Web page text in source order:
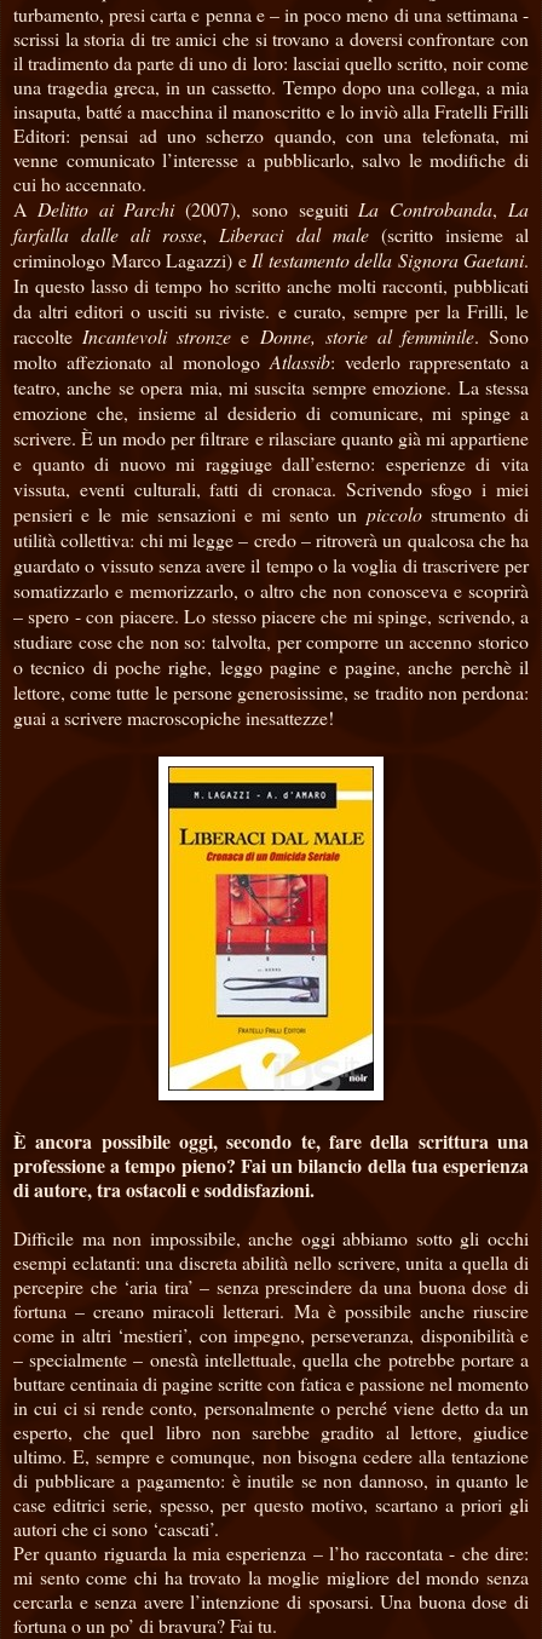
turbamento, presi carta e penna e – in poco meno di una settimana -
scrissi la storia di tre amici che si trovano a doversi confrontare con
il tradimento da parte di uno di loro: lasciai quello scritto, noir come
una tragedia greca, in un cassetto. Tempo dopo una collega, a mia
insaputa, batté a macchina il manoscritto e lo inviò alla Fratelli Frilli
Editori: pensai ad uno scherzo quando, con una telefonata, mi
venne comunicato l’interesse a pubblicarlo, salvo le modifiche di
cui ho accennato.
A Delitto ai Parchi(2007), sono seguiti La Controbanda, La
farfalla dalle ali rosse, Liberaci dal male(scritto insieme al
criminologo Marco Lagazzi) e Il testamento della Signora Gaetani.
In questo lasso di tempo ho scritto anche molti racconti, pubblicati
da altri editori o usciti su riviste. e curato, sempre per la Frilli, le
raccolte Incantevoli stronze e Donne, storie al femminile. Sono
molto affezionato al monologo Atlassib: vederlo rappresentato a
teatro, anche se opera mia, mi suscita sempre emozione. La stessa
emozione che, insieme al desiderio di comunicare, mi spinge a
scrivere.È un modo per filtrare e rilasciare quanto già mi appartiene
e quanto di nuovo mi raggiuge dall’esterno: esperienze di vita
vissuta, eventi culturali, fatti di cronaca. Scrivendo sfogo i miei
pensieri e le mie sensazioni e mi sento un piccolo strumento di
utilità collettiva: chi mi legge – credo – ritroverà un qualcosa che ha
guardato o vissuto senza avere il tempo o la voglia di trascrivere per
somatizzarlo e memorizzarlo, o altro che non conosceva e scoprirà
– spero - con piacere. Lo stesso piacere che mi spinge, scrivendo, a
studiare cose che non so: talvolta, per comporre un accenno storico
o tecnico di poche righe, leggo pagine e pagine, anche perchè il
lettore, come tutte le persone generosissime, se tradito non perdona:
guai a scrivere macroscopiche inesattezze!
È ancora possibile oggi, secondo te, fare della scrittura una
professione a tempo pieno? Fai un bilancio della tua esperienza
di autore, tra ostacoli e soddisfazioni.
Difficile ma non impossibile, anche oggi abbiamo sotto gli occhi
esempi eclatanti: una discreta abilità nello scrivere, unita a quella di
percepire che ‘aria tira’ – senza prescindere da una buona dose di
fortuna – creano miracoli letterari. Ma è possibile anche riuscire
come in altri ‘mestieri’, con impegno, perseveranza, disponibilità e
– specialmente – onestà intellettuale, quella che potrebbe portare a
buttare centinaia di pagine scritte con fatica e passione nel momento
in cui ci si rende conto, personalmente o perché viene detto da un
esperto, che quel libro non sarebbe gradito al lettore, giudice
ultimo. E, sempre e comunque, non bisogna cedere alla tentazione
di pubblicare a pagamento: è inutile se non dannoso, in quanto le
case editrici serie, spesso, per questo motivo, scartano a priori gli
autori che ci sono ‘cascati’.
Per quanto riguarda la mia esperienza – l’ho raccontata - che dire:
mi sento come chi ha trovato la moglie migliore del mondo senza
cercarla e senza avere l’intenzione di sposarsi. Una buona dose di
fortuna o un po’ di bravura? Fai tu.